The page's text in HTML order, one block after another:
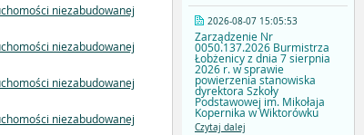
2026-08-07 15:05:53
Zarządzenie Nr
0050.137.2026 Burmistrza
Łobżenicy z dnia 7 sierpnia
2026 r. w sprawie
powierzenia stanowiska
dyrektora Szkoły
Podstawowej im. Mikołaja
Kopernika w Wiktorówku
Czytaj dalej
niezabudowanej
niezabudowanej
niezabudowanej
niezabudowanej